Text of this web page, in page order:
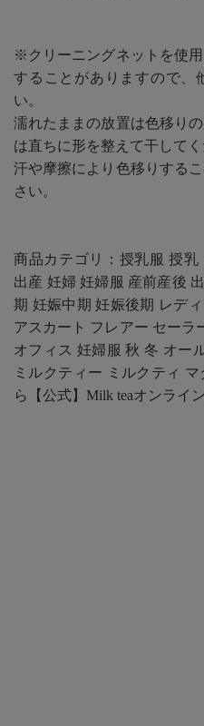
※クリーニングネットを使
することがありますので、
い。
濡れたままの放置は色移り
は直ちに形を整えて干してく
汗や摩擦により色移りする
さい。
商品カテゴリ：授乳服 授
出産 妊婦 妊婦服 産前産後
期 妊娠中期 妊娠後期 レデ
アスカート フレアー セーラ
オフィス 妊婦服 秋 冬 オー
ミルクティー ミルクティ
ら【公式】Milk teaオンライ